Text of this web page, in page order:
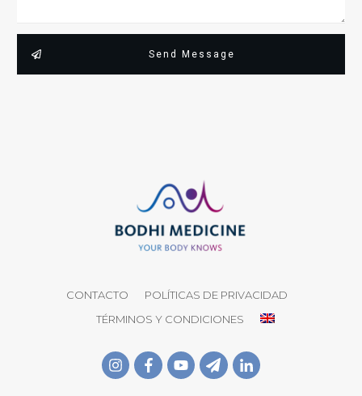
Send Message
CONTACTO
POLÍTICAS DE PRIVACIDAD
TÉRMINOS Y CONDICIONES